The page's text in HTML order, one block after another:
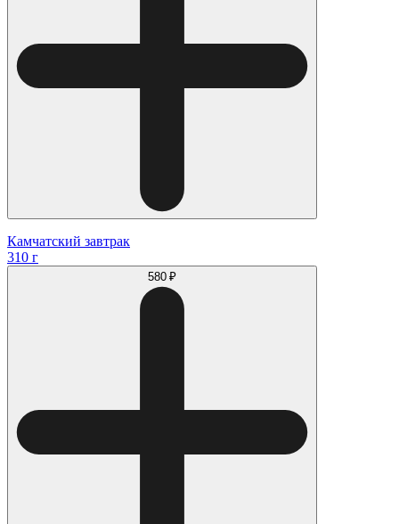
Камчатский завтрак
310 г
580 ₽